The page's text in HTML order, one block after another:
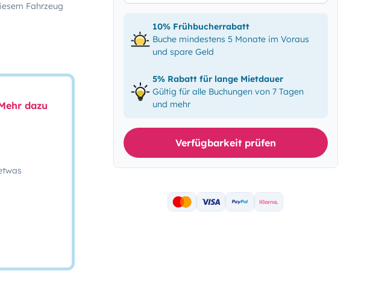
Fahrzeug
dazu
10% Frühbucherrabatt
Buche mindestens 5 Monate im Voraus
und spare Geld
5% Rabatt für lange Mietdauer
Gültig für alle Buchungen von 7 Tagen
und mehr
Verfügbarkeit prüfen